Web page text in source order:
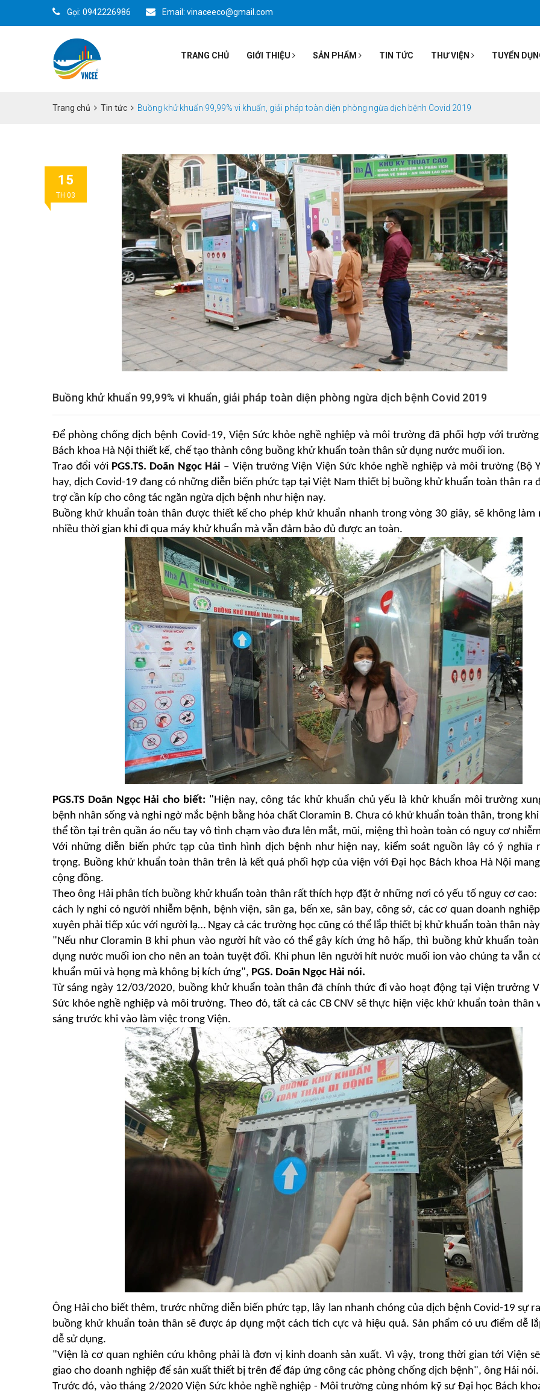
Gọi: 0942226986 Email: vinaceeco@gmail.com
TRANG CHỦ GIỚI THIỆU SẢN PHẨM TIN TỨC THƯ VIỆN TUYỂN
Trang chủ Tin tức Buồng khử khuẩn 99,99% vi khuẩn, giải pháp toàn diện phòng ngừa dịch bệnh Covid 2019
15
TH 03
Buồng khử khuẩn 99,99% vi khuẩn, giải pháp toàn diện phòng ngừa dịch bệnh Covid 2019
Để phòng chống dịch bệnh Covid-19, Viện Sức khỏe nghề nghiệp và môi trường đã phối hợp với
Bách khoa Hà Nội thiết kế, chế tạo thành công buồng khử khuẩn toàn thân sử dụng nước muối ion.
Trao đổi với PGS.TS. Doãn Ngọc Hải – Viện trưởng Viện Viện Sức khỏe nghề nghiệp và môi trường (Bộ
hay, dịch Covid-19 đang có những diễn biến phức tạp tại Việt Nam thiết bị buồng khử khuẩn toàn thân ra
trợ cần kíp cho công tác ngăn ngừa dịch bệnh như hiện nay.
Buồng khử khuẩn toàn thân được thiết kế cho phép khử khuẩn nhanh trong vòng 30 giây, sẽ không làm
nhiều thời gian khi đi qua máy khử khuẩn mà vẫn đảm bảo đủ được an toàn.
PGS.TS Doãn Ngọc Hải cho biết: "Hiện nay, công tác khử khuẩn chủ yếu là khử khuẩn môi trường
bệnh nhân sống và nghi ngờ mắc bệnh bằng hóa chất Cloramin B. Chưa có khử khuẩn toàn thân, trong
thể tồn tại trên quần áo nếu tay vô tình chạm vào đưa lên mắt, mũi, miệng thì hoàn toàn có nguy cơ
Với những diễn biến phức tạp của tình hình dịch bệnh như hiện nay, kiểm soát nguồn lây có ý nghĩa
trọng. Buồng khử khuẩn toàn thân trên là kết quả phối hợp của viện với Đại học Bách khoa Hà Nội
cộng đồng.
Theo ông Hải phân tích buồng khử khuẩn toàn thân rất thích hợp đặt ở những nơi có yếu tố nguy cơ
cách ly nghi có người nhiễm bệnh, bệnh viện, sân ga, bến xe, sân bay, công sở, các cơ quan doanh
xuyên phải tiếp xúc với người lạ… Ngay cả các trường học cũng có thể lắp thiết bị khử khuẩn toàn thân
"Nếu như Cloramin B khi phun vào người hít vào có thể gây kích ứng hô hấp, thì buồng khử khuẩn
dụng nước muối ion cho nên an toàn tuyệt đối. Khi phun lên người hít nước muối ion vào chúng ta vẫn
khuẩn mũi và họng mà không bị kích ứng", PGS. Doãn Ngọc Hải nói.
Từ sáng ngày 12/03/2020, buồng khử khuẩn toàn thân đã chính thức đi vào hoạt động tại Viện trưởng
Sức khỏe nghề nghiệp và môi trường. Theo đó, tất cả các CB CNV sẽ thực hiện việc khử khuẩn toàn thân
sáng trước khi vào làm việc trong Viện.
Ông Hải cho biết thêm, trước những diễn biến phức tạp, lây lan nhanh chóng của dịch bệnh Covid-19 sự
buồng khử khuẩn toàn thân sẽ được áp dụng một cách tích cực và hiệu quả. Sản phẩm có ưu điểm dễ
dễ sử dụng.
"Viện là cơ quan nghiên cứu không phải là đơn vị kinh doanh sản xuất. Vì vậy, trong thời gian tới Viện
giao cho doanh nghiệp để sản xuất thiết bị trên để đáp ứng công các phòng chống dịch bệnh", ông Hải nói.
Trước đó, vào tháng 2/2020 Viện Sức khỏe nghề nghiệp - Môi trường cùng nhóm kỹ sư Đại học Bách